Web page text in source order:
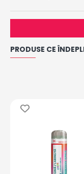
PRODUSE CE